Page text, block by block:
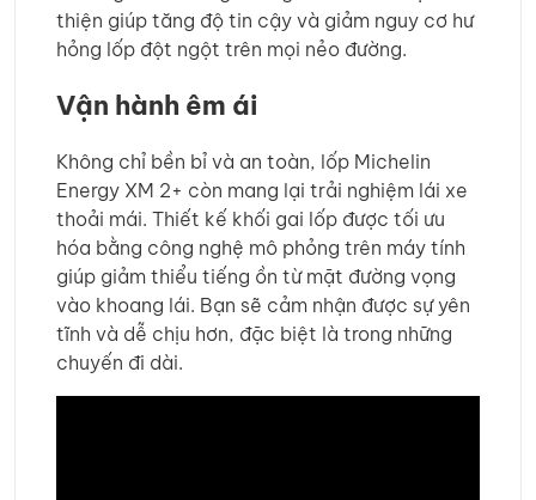
thiện giúp tăng độ tin cậy và giảm nguy cơ hư
hỏng lốp đột ngột trên mọi nẻo đường.
Vận hành êm ái
Không chỉ bền bỉ và an toàn, lốp Michelin
Energy XM 2+ còn mang lại trải nghiệm lái xe
thoải mái. Thiết kế khối gai lốp được tối ưu
hóa bằng công nghệ mô phỏng trên máy tính
giúp giảm thiểu tiếng ồn từ mặt đường vọng
vào khoang lái. Bạn sẽ cảm nhận được sự yên
tĩnh và dễ chịu hơn, đặc biệt là trong những
chuyến đi dài.